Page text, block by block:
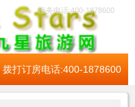
服务电话:400-1878600
拨打订房电话:400-1878600